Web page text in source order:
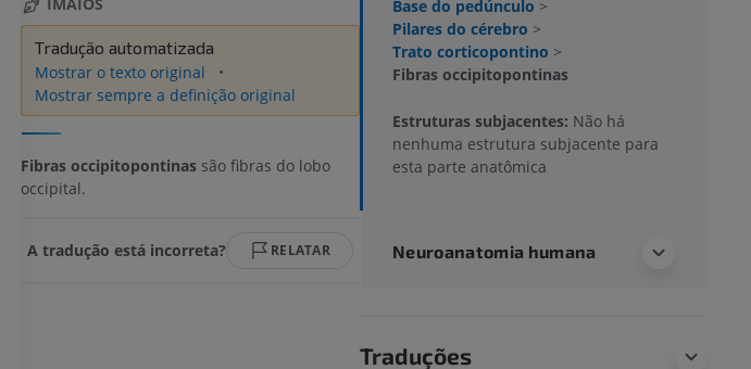
Tradução automatizada
Mostrar o texto original
Mostrar sempre a definição original
Fibras occipitopontinas são fibras do lobo
occipital.
A tradução está incorreta? RELATAR
Base do pedúnculo >
Pilares do cérebro >
Trato corticopontino >
Fibras occipitopontinas
Estruturas subjacentes: Não há
nenhuma estrutura subjacente para
esta parte anatômica
Neuroanatomia humana
Traduções